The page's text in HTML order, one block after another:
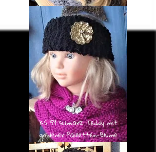
KS 59 schwarz Teddy mit
goldener Pailletten-Blume